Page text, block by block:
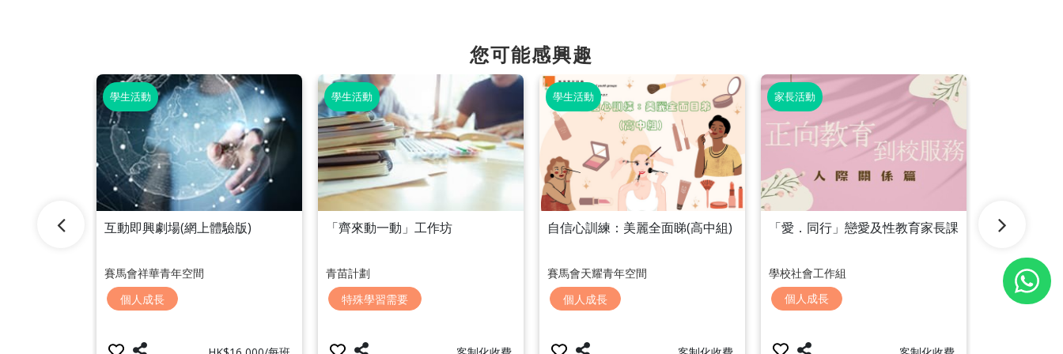
您可能感興趣
告別吼叫與
學生活動
互動即興劇場(網上體驗版)
賽馬會祥華青年空間
個人成長
學生活動
「齊來動一動」工作坊
青苗計劃
特殊學習需要
學生活動
自信心訓練：美麗全面睇(高中組)
賽馬會天耀青年空間
個人成長
家長活動
「愛．同行」戀愛及性教育家長課
學校社會工作組
個人成長
「全校園．
逆境桌遊工
全健綜合大樓
情緒健康